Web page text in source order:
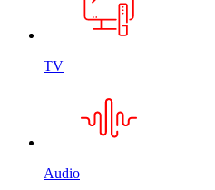
TV
Audio